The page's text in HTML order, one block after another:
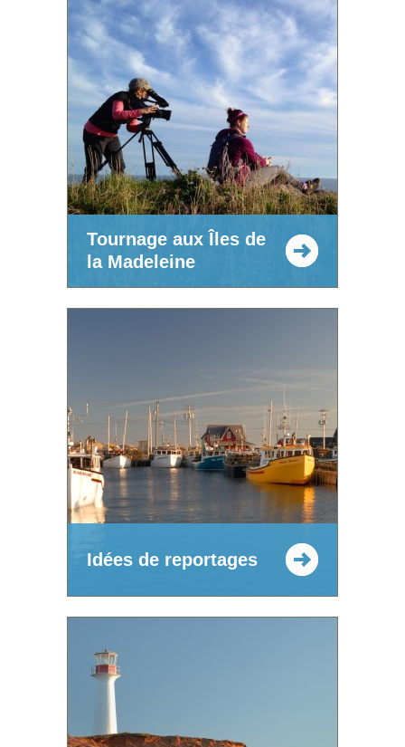
Tournage aux Îles de
la Madeleine
Idées de reportages